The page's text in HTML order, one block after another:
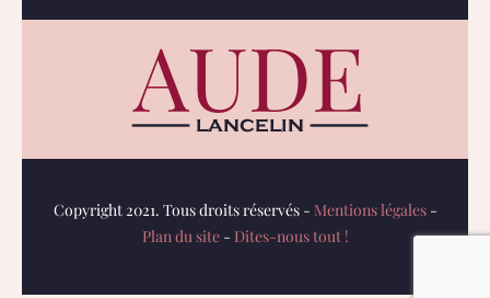
Copyright 2021. Tous droits réservés - Mentions légales-
Plan du site- Dites-nous tout !